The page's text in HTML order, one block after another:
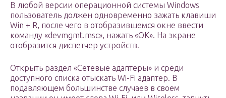
В любой версии операционной системы Windows
пользователь должен одновременно зажать клавиши
Win + R, после чего в отобразившемся окне ввести
команду «devmgmt.msc», нажать «ОК». На экране
отобразится диспетчер устройств.
Открыть раздел «Сетевые адаптеры» и среди
доступного списка отыскать Wi-Fi адаптер. В
подавляющем большинстве случаев в своем